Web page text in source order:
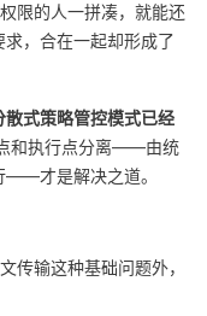
限的人一拼凑，就能还
，合在一起却形成了
散式策略管控模式已经
和执行点分离——由统
——才是解决之道。
传输这种基础问题外，